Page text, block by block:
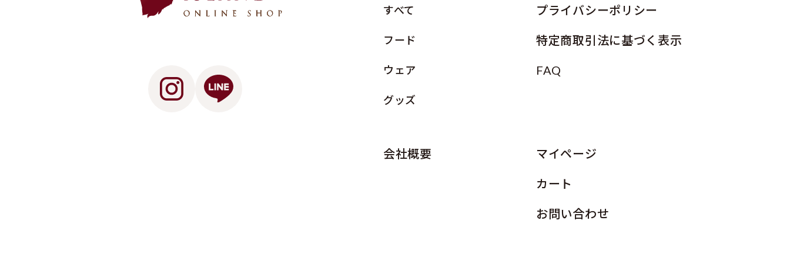
すべて
フード
ウェア
グッズ
プライバシーポリシー
特定商取引法に基づく表示
FAQ
会社概要 マイページ
カート
お問い合わせ